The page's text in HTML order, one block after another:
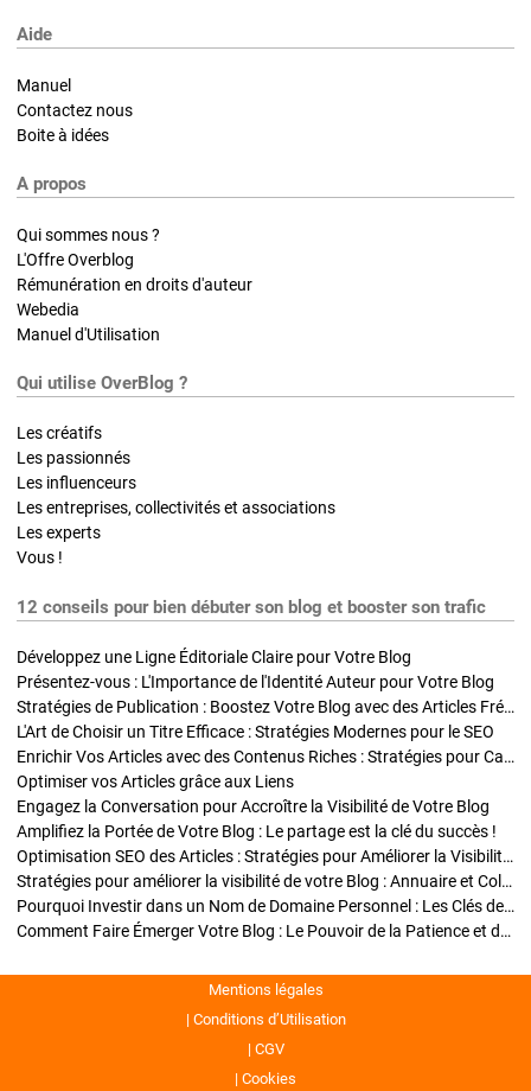
Aide
Manuel
Contactez nous
Boite à idées
A propos
Qui sommes nous ?
L'Offre Overblog
Rémunération en droits d'auteur
Webedia
Manuel d'Utilisation
Qui utilise OverBlog ?
Les créatifs
Les passionnés
Les influenceurs
Les entreprises, collectivités et associations
Les experts
Vous !
12 conseils pour bien débuter son blog et booster son trafic
Développez une Ligne Éditoriale Claire pour Votre Blog
Présentez-vous : L'Importance de l'Identité Auteur pour Votre Blog
Stratégies de Publication : Boostez Votre Blog avec des Articles Fréquents et Exclusifs
L'Art de Choisir un Titre Efficace : Stratégies Modernes pour le SEO
Enrichir Vos Articles avec des Contenus Riches : Stratégies pour Captiver et Optimiser
Optimiser vos Articles grâce aux Liens
Engagez la Conversation pour Accroître la Visibilité de Votre Blog
Amplifiez la Portée de Votre Blog : Le partage est la clé du succès !
Optimisation SEO des Articles : Stratégies pour Améliorer la Visibilité de Votre Blog
Stratégies pour améliorer la visibilité de votre Blog : Annuaire et Collaborations
Pourquoi Investir dans un Nom de Domaine Personnel : Les Clés de la Réussite de Votre Blog
Comment Faire Émerger Votre Blog : Le Pouvoir de la Patience et de la Persévérance
Mentions légales
Conditions d’Utilisation
CGV
Cookies